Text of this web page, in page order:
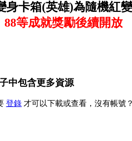
身卡箱(英雄)為隨機紅變
88等成就獎勵後續開放
中包含更多資源
登錄 才可以下載或查看，沒有帳號？